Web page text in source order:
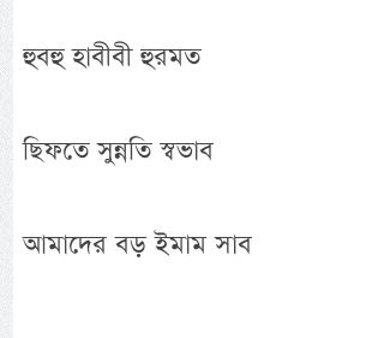
হুবহু হাবীবী হুরমত
ছিফতে সুন্নতি স্বভাব
আমাদের বড় ইমাম সাব